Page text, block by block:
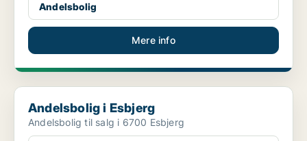
Andelsbolig
Mere info
Andelsbolig i Esbjerg
Andelsbolig i Esbjerg
Andelsbolig til salg i 6700 Esbjerg